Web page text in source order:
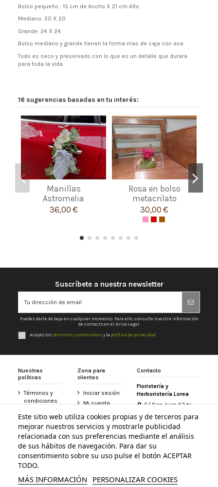
Bolso pequeño : 15 cm de Ancho X 21 cm Alto
Mediano: 20 X 20
Grande: 24 X 24
Bolso mediano y grande tienen la forma mas de caja con asa
Todo es seco y preservado con lo que es un detalle que durara
para toda la vida
16 sugerencias basadas en tu interés:
Manillas
Astromelia
36,00 €
Rosa en bolso
metacrilato
30,00 €
Suscríbete a nuestra newsletter
Puedes darte de baja en cualquier momento. Para ello, consulte nuestra información
de contacto en el Aviso Legal.
Acepto lostérminos y condicionesy la política de privacidad
Nuestras
políticas
Términos y
condiciones
privacidad
Aviso legal
Política de
cookies
Accesibilidad
Zona para
clientes
Iniciar sesión
Mi cuenta
Historial de
pedidos
Tarjeta
Floristería
Lorea
Contacte con
Contacto
Floristería y
Herboristería Lorea
C/ San Juan 52 bj
31800 Altsasu /
Alsasua (Navarra)
948 467 426
info@floristerialorea.es
Este sitio web utiliza cookies propias y de terceros para
mejorar nuestros servicios y mostrarle publicidad
relacionada con sus preferencias mediante el análisis
de sus hábitos de navegación. Para dar su
consentimiento sobre su uso pulse el botón ACEPTAR
TODO.
MÁS INFORMACIÓN PERSONALIZAR COOKIES